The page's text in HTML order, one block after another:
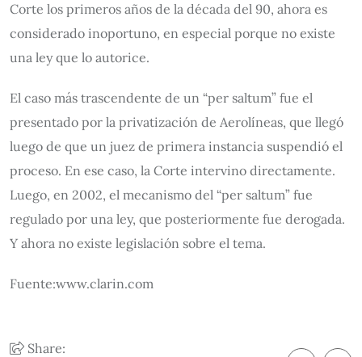
Corte los primeros años de la década del 90, ahora es
considerado inoportuno, en especial porque no existe
una ley que lo autorice.
El caso más trascendente de un “per saltum” fue el
presentado por la privatización de Aerolíneas, que llegó
luego de que un juez de primera instancia suspendió el
proceso. En ese caso, la Corte intervino directamente.
Luego, en 2002, el mecanismo del “per saltum” fue
regulado por una ley, que posteriormente fue derogada.
Y ahora no existe legislación sobre el tema.
Fuente:www.clarin.com
Share: